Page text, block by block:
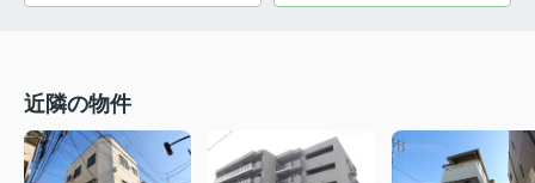
近隣の物件